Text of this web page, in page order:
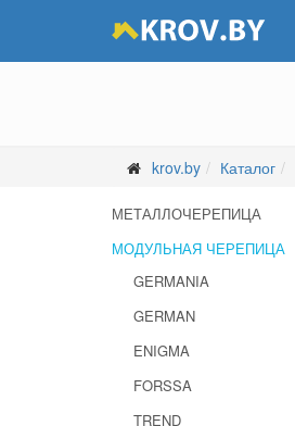
krov.by Каталог
МЕТАЛЛОЧЕРЕПИЦА
МОДУЛЬНАЯ ЧЕРЕПИЦА
GERMANIA
GERMAN
ENIGMA
FORSSA
TREND